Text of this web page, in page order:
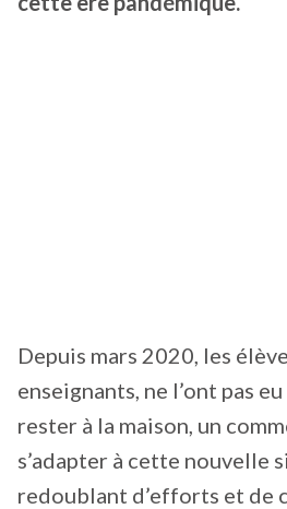
Depuis mars 2020, les
enseignants, ne l’ont pas
rester à la maison, un
s’adapter à cette nouvelle
redoublant d’efforts et de